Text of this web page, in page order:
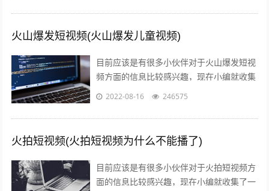
火山爆发短视频(火山爆发儿童视频)
目前应该是有很多小伙伴对于火山爆发短视
频方面的信息比较感兴趣，现在小编就收集
了一些与火山爆发儿童视频相关的信息来分
2022-08-16 246575
火拍短视频(火拍短视频为什么不能播了)
目前应该是有很多小伙伴对于火拍短视频方
面的信息比较感兴趣，现在小编就收集了一